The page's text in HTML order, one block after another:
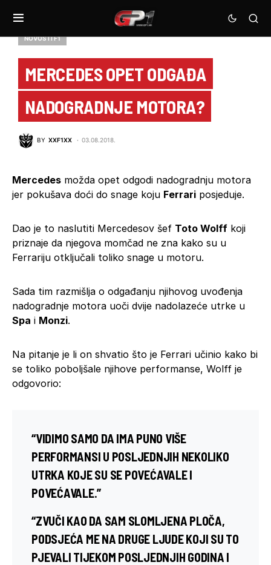
NOVOSTI F1
MERCEDES OPET ODGAĐA
NADOGRADNJE MOTORA?
BY XXF1XX 03.08.2018.
Mercedes možda opet odgodi nadogradnju motora
jer pokušava doći do snage koju Ferrari posjeduje.
Dao je to naslutiti Mercedesov šef Toto Wolff koji
priznaje da njegova momčad ne zna kako su u
Ferrariju otključali toliko snage u motoru.
Sada tim razmišlja o odgađanju njihovog uvođenja
nadogradnje motora uoči dvije nadolazeće utrke u
Spa i Monzi.
Na pitanje je li on shvatio što je Ferrari učinio kako bi
se toliko poboljšale njihove performanse, Wolff je
odgovorio:
“VIDIMO SAMO DA IMA PUNO VIŠE
PERFORMANSI U POSLJEDNJIH NEKOLIKO
UTRKA KOJE SU SE POVEĆAVALE I
POVEĆAVALE.”
“ZVUČI KAO DA SAM SLOMLJENA PLOČA,
PODSJEĆA ME NA DRUGE LJUDE KOJI SU TO
PJEVALI TIJEKOM POSLJEDNJIH GODINA I